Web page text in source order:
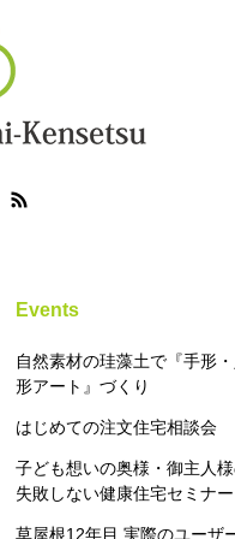
Events
自然素材の珪藻土で『手形
形アート』づくり
はじめての注文住宅相談会
子ども想いの奥様・御主人
失敗しない健康住宅セミナー
草屋根12年目 実際のユーザ